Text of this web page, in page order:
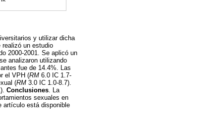
y utilizar dicha
realizó un estudio
2000-2001. Se aplicó un
analizaron utilizando
fue de 14.4%. Las
el VPH (RM 6.0 IC 1.7-
(RM 3.0 IC 1.0-8.7).
Conclusiones. La
sexuales en
artículo está disponible